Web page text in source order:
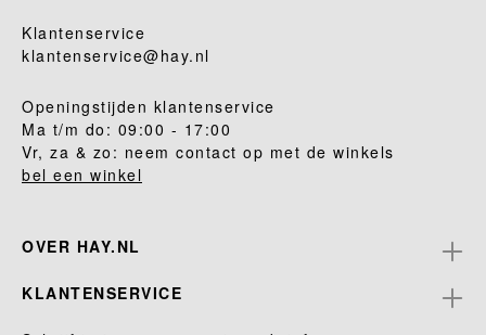
Klantenservice
klantenservice@hay.nl
Openingstijden klantenservice
Ma t/m do: 09:00 - 17:00
Vr, za & zo: neem contact op met de winkels
bel een winkel
OVER HAY.NL
KLANTENSERVICE